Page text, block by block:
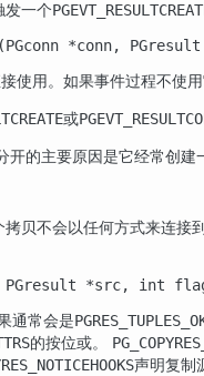
发一个
*conn,
使用。如果事件过程不使
或
开的主要原因是它经常创建
拷贝不会以任何方式来连接
PGresult *src, int
通常会是
的按位或。
声明复制